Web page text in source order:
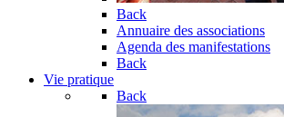
Back
Annuaire des associations
Agenda des manifestations
Back
Vie pratique
Back